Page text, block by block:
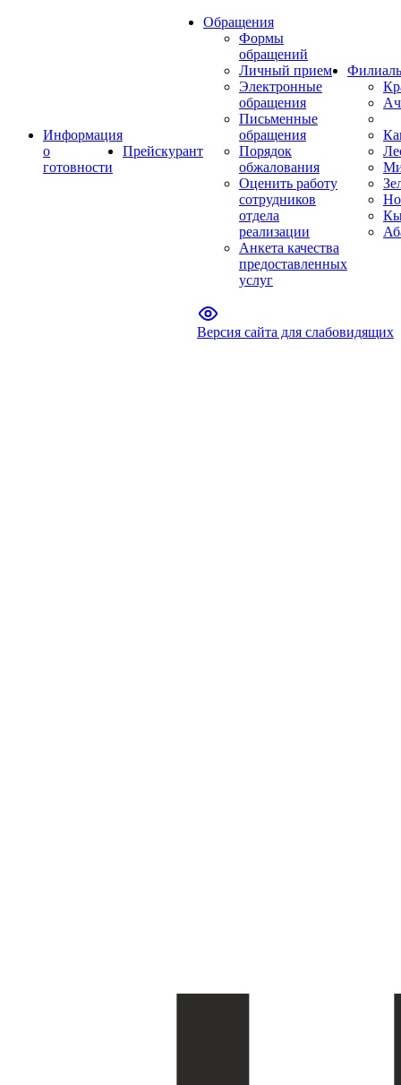
Информация
о
готовности
Прейскурант
Обращения
Формы
обращений
Личный прием
Электронные
обращения
Письменные
обращения
Порядок
обжалования
Оценить работу
сотрудников
отдела
реализации
Анкета качества
предоставленных
услуг
Версия сайта для слабовидящих